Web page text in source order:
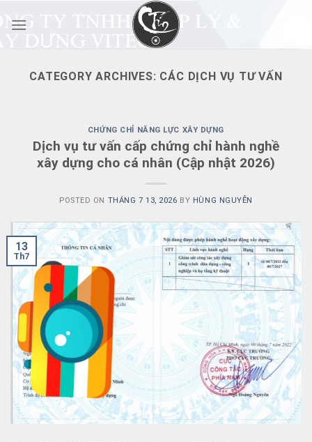
CATEGORY ARCHIVES: CÁC DỊCH VỤ TƯ VẤN
CHỨNG CHỈ NĂNG LỰC XÂY DỰNG
Dịch vụ tư vấn cấp chứng chỉ hành nghề
xây dựng cho cá nhân (Cập nhật 2026)
POSTED ON THÁNG 7 13, 2026 BY HÙNG NGUYỄN
13
Th7